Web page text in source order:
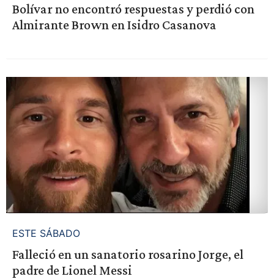
Bolívar no encontró respuestas y perdió con
Almirante Brown en Isidro Casanova
ESTE SÁBADO
Falleció en un sanatorio rosarino Jorge, el
padre de Lionel Messi